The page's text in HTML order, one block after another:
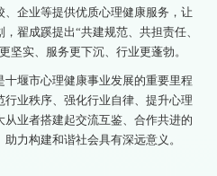
企业等提供优质心理健康服务，让
翟成蹊提出“共建规范、共担责任、
坚实、服务更下沉、行业更蓬勃。
堰市心理健康事业发展的重要里程
业秩序、强化行业自律、提升心理
业者搭建起交流互鉴、合作共进的
力构建和谐社会具有深远意义。